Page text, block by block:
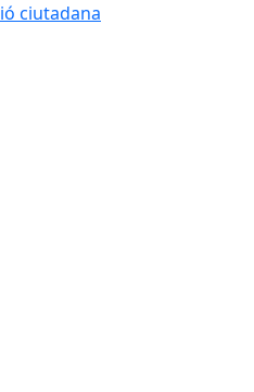
ciutadana